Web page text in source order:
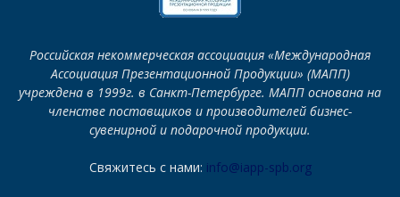
Российская некоммерческая ассоциация «Международная
Ассоциация Презентационной Продукции» (МАПП)
учреждена в 1999г. в Санкт-Петербурге. МАПП основана на
членстве поставщиков и производителей бизнес-
сувенирной и подарочной продукции.
Свяжитесь с нами: info@iapp-spb.org